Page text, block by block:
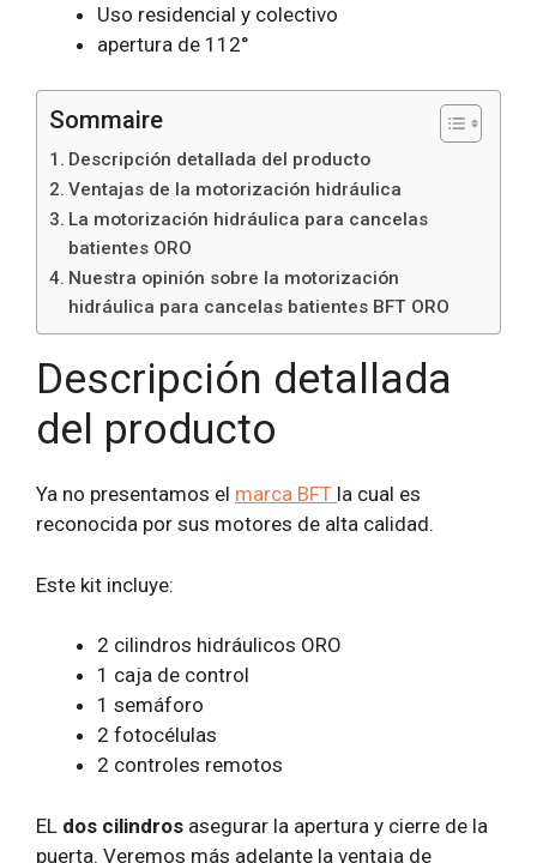
Uso residencial y colectivo
apertura de 112°
Sommaire
Descripción detallada del producto
Ventajas de la motorización hidráulica
La motorización hidráulica para cancelas
batientes ORO
Nuestra opinión sobre la motorización
hidráulica para cancelas batientes BFT ORO
Descripción detallada
del producto
Ya no presentamos el marca BFT la cual es
reconocida por sus motores de alta calidad.
Este kit incluye:
2 cilindros hidráulicos ORO
1 caja de control
1 semáforo
2 fotocélulas
2 controles remotos
EL dos cilindros asegurar la apertura y cierre de la
puerta. Veremos más adelante la ventaja de